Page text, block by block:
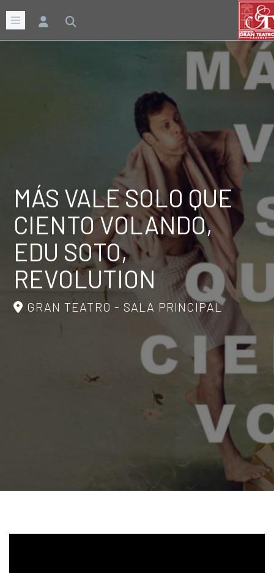
MÁS VALE SOLO QUE
CIENTO VOLANDO,
EDU SOTO,
REVOLUTION
GRAN TEATRO - SALA PRINCIPAL